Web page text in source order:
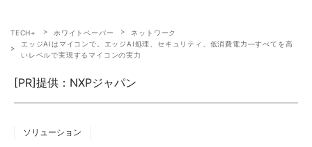
TECH+ ホワイトペーパー
ネットワーク
エッジAIはマイコンで。エッジAI処理、セキュリティ、低消費電力―すべてを高
いレベルで実現するマイコンの実力
[PR]提供：NXPジャパン
ソリューション